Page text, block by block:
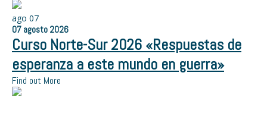
ago 07
07 agosto 2026
Curso Norte-Sur 2026 «Respuestas de
esperanza a este mundo en guerra»
Find out More